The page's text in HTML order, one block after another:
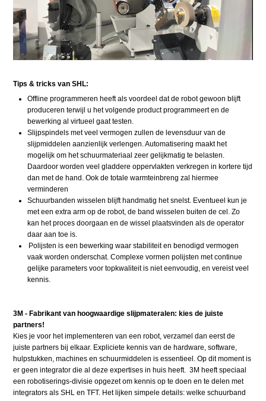
Tips & tricks van SHL:
Offline programmeren heeft als voordeel dat de robot gewoon blijft
produceren terwijl u het volgende product programmeert en de
bewerking al virtueel gaat testen.
Slijpspindels met veel vermogen zullen de levensduur van de
slijpmiddelen aanzienlijk verlengen. Automatisering maakt het
mogelijk om het schuurmateriaal zeer gelijkmatig te belasten.
Daardoor worden veel gladdere oppervlakten verkregen in kortere tijd
dan met de hand. Ook de totale warmteinbreng zal hiermee
verminderen
Schuurbanden wisselen blijft handmatig het snelst. Eventueel kun je
met een extra arm op de robot, de band wisselen buiten de cel. Zo
kan het proces doorgaan en de wissel plaatsvinden als de operator
daar aan toe is.
Polijsten is een bewerking waar stabiliteit en benodigd vermogen
vaak worden onderschat. Complexe vormen polijsten met continue
gelijke parameters voor topkwaliteit is niet eenvoudig, en vereist veel
kennis.
3M - Fabrikant van hoogwaardige slijpmateralen: kies de juiste
partners!
Kies je voor het implementeren van een robot, verzamel dan eerst de
juiste partners bij elkaar. Expliciete kennis van de hardware, software,
hulpstukken, machines en schuurmiddelen is essentieel. Op dit moment is
er geen integrator die al deze expertises in huis heeft. 3M heeft speciaal
een robotiserings-divisie opgezet om kennis op te doen en te delen met
integrators als SHL en TFT. Het lijken simpele details: welke schuurband